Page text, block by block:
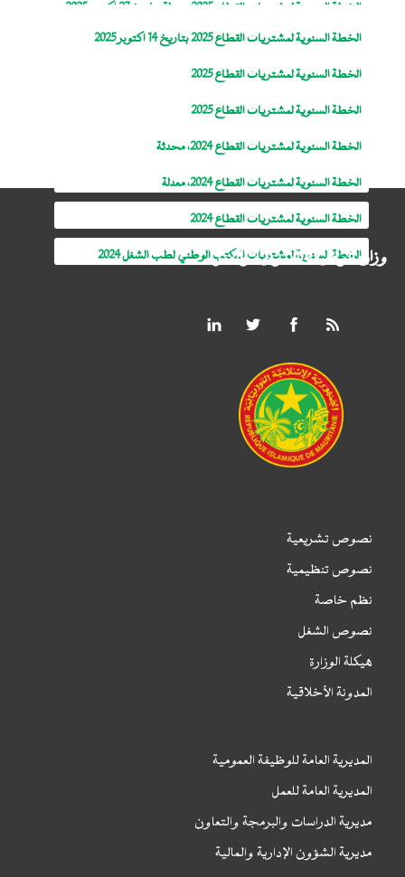
الخطة السنوية لمشتريات القطاع 2025، معدلة بتاريخ 27 اكتوبر 2025
الخطة السنوية لمشتريات القطاع 2025 بتاريخ 14 اكتوبر 2025
الخطة السنوية لمشتريات القطاع 2025
الخطة السنوية لمشتريات القطاع 2025
الخطة السنوية لمشتريات القطاع 2024، محدثة
الخطة السنوية لمشتريات القطاع 2024، معدلة
الخطة السنوية لمشتريات القطاع 2024
الخطة السنوية لمشتريات المكتب الوطني لطب الشغل 2024
وزارة الوظيفة العمومية والعمل
نصوص تشريعية
نصوص تنظيمية
نظم خاصة
نصوص الشغل
هيكلة الوزارة
المدونة الأخلاقية
المديرية العامة للوظيفة العمومية
المديرية العامة للعمل
مديرية الدراسات والبرمجة والتعاون
مديرية الشؤون الإدارية والمالية